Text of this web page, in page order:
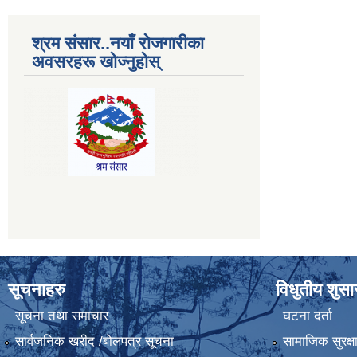
श्रम संसार..नयाँ रोजगारीका
अवसरहरू खोज्नुहोस्
सूचनाहरु
सूचना तथा समाचार
सार्वजनिक खरीद /बोलपत्र सूचना
विधुतीय
घटना दर्ता
सामाजिक सुरक्षा